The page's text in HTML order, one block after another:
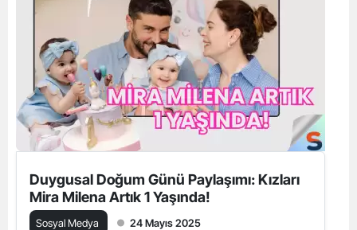
Duygusal Doğum Günü Paylaşımı: Kızları
Mira Milena Artık 1 Yaşında!
Sosyal Medya 24 Mayıs 2025